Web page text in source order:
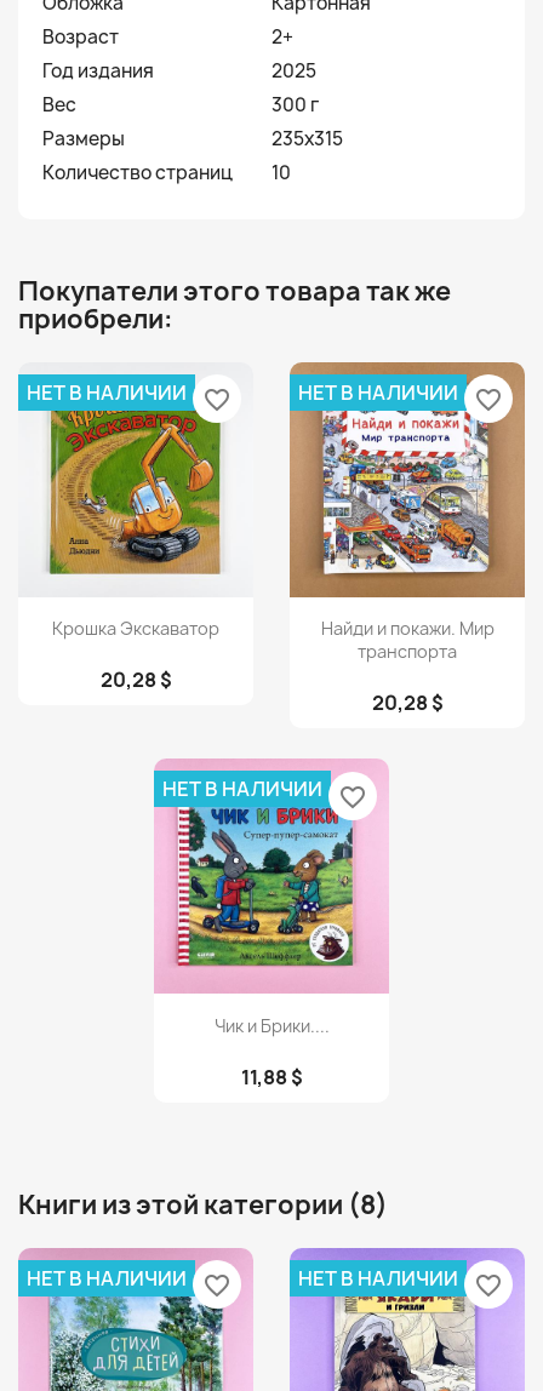
Возраст
2+
Год издания
2025
Вес
300 г
Размеры
235х315
Количество страниц
10
Покупатели этого товара так же
приобрели:
Просмотр
Крошка Экскаватор
20,28 $
НЕТ В НАЛИЧИИ favorite_border
Просмотр
Найди и покажи. Мир
транспорта
20,28 $
НЕТ В НАЛИЧИИ favorite_border
Просмотр
Чик и Брики....
11,88 $
НЕТ В НАЛИЧИИ favorite_border
Книги из этой категории (8)
НЕТ В НАЛИЧИИ favorite_border НЕТ В НАЛИЧИИ favorite_border